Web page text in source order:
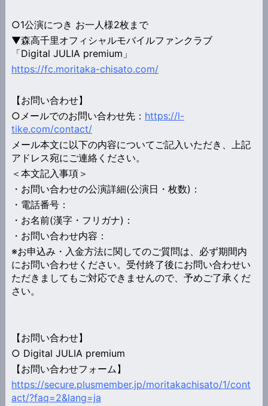
○1公演につき お一人様2枚まで
▼森高千里オフィシャルモバイルファンクラブ
「Digital JULIA premium」
https://fc.moritaka-chisato.com/
【お問い合わせ】
○メールでのお問い合わせ先： https://l-
tike.com/contact/
メール本文に以下の内容についてご記入いただき、上記
アドレス宛にご連絡ください。
＜本文記入事項＞
・お問い合わせの公演詳細(公演日・枚数)：
・電話番号：
・お名前(漢字・フリガナ)：
・お問い合わせ内容：
※お申込み・入金方法に関してのご質問は、必ず期間内
にお問い合わせください。受付終了後にお問い合わせい
ただきましてもご対応できませんので、予めご了承くだ
さい。
【お問い合わせ】
○ Digital JULIA premium
【お問い合わせフォーム】
https://secure.plusmember.jp/moritakachisato/1/cont
act/?faq=2&lang=ja